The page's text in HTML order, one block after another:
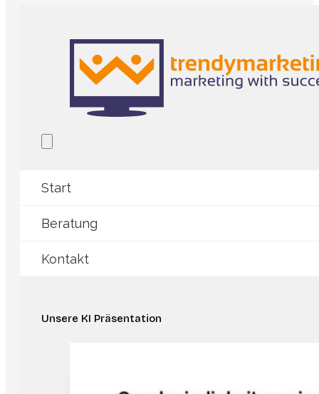
Start
Beratung
Kontakt
Unsere KI Präsentation